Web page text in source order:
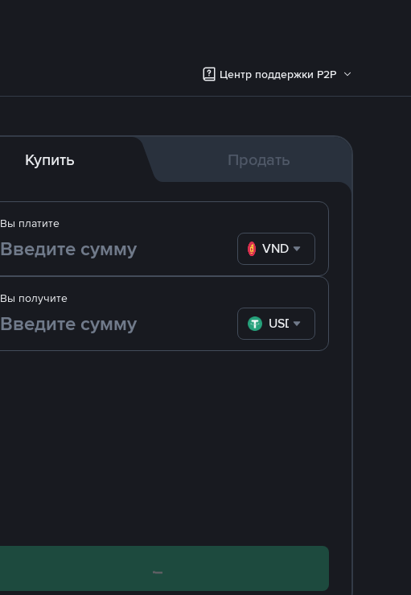
Центр поддержки P2P
Купить Продать
Вы платите
VND
Вы получите
USDT